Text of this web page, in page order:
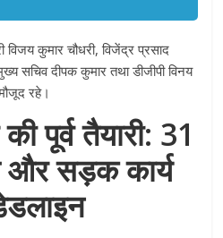
कुमार चौधरी, विजेंद्र प्रसाद
सचिव दीपक कुमार तथा डीजीपी विनय
रहे।
पूर्व तैयारी: 31
सड़क कार्य